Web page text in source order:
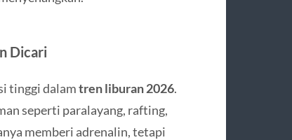
Dicari
tinggi dalamtren liburan 2026.
seperti paralayang, rafting,
memberi adrenalin, tetapi